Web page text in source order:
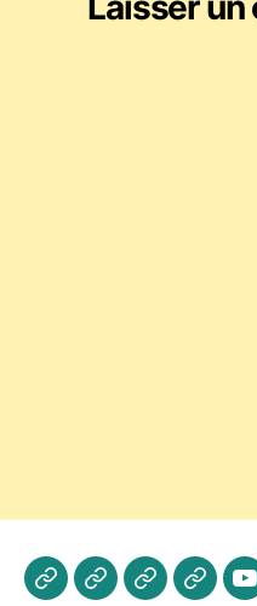
Actualités
Les
A